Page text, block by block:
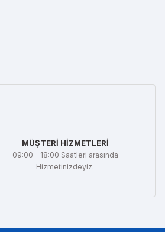
MÜŞTERİ HİZMETLERİ
09:00 - 18:00 Saatleri arasında
Hizmetinizdeyiz.